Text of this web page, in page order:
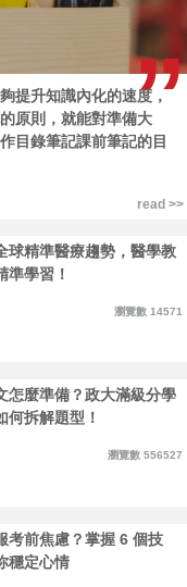
提升知識內化的速度，
原則，就能對準備大
目錄筆記課前筆記的目
read >>
球精準醫療趨勢，醫學教
準學習！
瀏覽數 14571
怎麼準備？政大滿級分學
何拆解題型！
瀏覽數 556527
考前焦慮？掌握 6 個技
穩定心情